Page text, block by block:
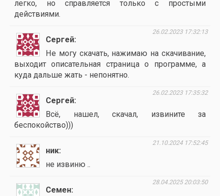
легко, но справляется только с простыми
действиями.
Сергей
26.02.2023 17:32:13
Не могу скачать, нажимаю на скачивание,
выходит описательная страница о программе, а
куда дальше жать - непонятно.
Сергей
26.02.2023 17:35:32
Всё, нашел, скачал, извините за
беспокойство)))
ник
21.10.2024 17:52:45
не извиню ..
Семен
28.04.2025 20:03:50